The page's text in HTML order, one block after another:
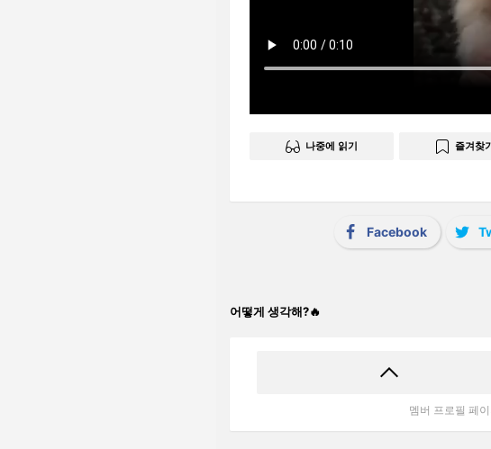
나중에 읽기 즐겨찾
Facebook
어떻게 생각해?🔥
멤버 프로필 페